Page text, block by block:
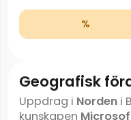
%
Geografisk
Uppdrag i Nordeni
kunskapen